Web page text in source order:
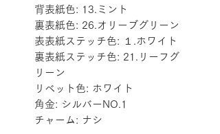
背表紙色: 13.ミント
裏表紙色: 26.オリーブグリーン
表表紙ステッチ色: １.ホワイト
裏表紙ステッチ色: 21.リーフグ
リーン
リベット色: ホワイト
角金: シルバーNO.1
チャーム: ナシ